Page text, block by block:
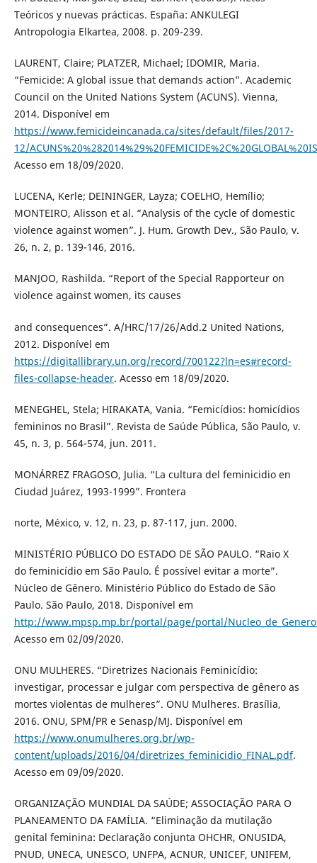
Teóricos y nuevas prácticas. España: ANKULEGI
Antropologia Elkartea, 2008. p. 209-239.
LAURENT, Claire; PLATZER, Michael; IDOMIR, Maria.
“Femicide: A global issue that demands action”. Academic
Council on the United Nations System (ACUNS). Vienna,
2014. Disponível em
https://www.femicideincanada.ca/sites/default/files/2017-
12/
Acesso em 18/09/2020.
LUCENA, Kerle; DEININGER, Layza; COELHO, Hemílio;
MONTEIRO, Alisson et al. “Analysis of the cycle of domestic
violence against women”. J. Hum. Growth Dev., São Paulo, v.
26, n. 2, p. 139-146, 2016.
MANJOO, Rashilda. “Report of the Special Rapporteur on
violence against women, its causes
and consequences”. A/HRC/17/26/Add.2 United Nations,
2012. Disponível em
https://digitallibrary.un.org/record/700122?ln=es#record-
files-collapse-header. Acesso em 18/09/2020.
MENEGHEL, Stela; HIRAKATA, Vania. “Femicídios: homicídios
femininos no Brasil”. Revista de Saúde Pública, São Paulo, v.
45, n. 3, p. 564-574, jun. 2011.
MONÁRREZ FRAGOSO, Julia. “La cultura del feminicidio en
Ciudad Juárez, 1993-1999”. Frontera
norte, México, v. 12, n. 23, p. 87-117, jun. 2000.
MINISTÉRIO PÚBLICO DO ESTADO DE SÃO PAULO. “Raio X
do feminicídio em São Paulo. É possível evitar a morte”.
Núcleo de Gênero. Ministério Público do Estado de São
Paulo. São Paulo, 2018. Disponível em
http://www.mpsp.mp.br/portal/page/portal/
Acesso em 02/09/2020.
ONU MULHERES. “Diretrizes Nacionais Feminicídio:
investigar, processar e julgar com perspectiva de gênero as
mortes violentas de mulheres”. ONU Mulheres. Brasília,
2016. ONU, SPM/PR e Senasp/MJ. Disponível em
https://www.onumulheres.org.br/wp-
content/uploads/2016/04/diretrizes_feminicidio_FINAL.pdf.
Acesso em 09/09/2020.
ORGANIZAÇÃO MUNDIAL DA SAÚDE; ASSOCIAÇÃO PARA O
PLANEAMENTO DA FAMÍLIA. “Eliminação da mutilação
genital feminina: Declaração conjunta OHCHR, ONUSIDA,
PNUD, UNECA, UNESCO, UNFPA, ACNUR, UNICEF, UNIFEM,